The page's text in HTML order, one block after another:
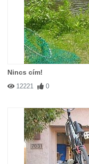
Nincs cím!
12221 0